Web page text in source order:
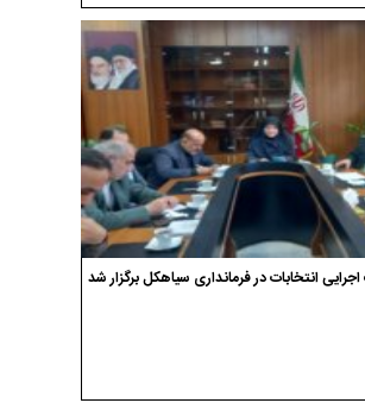
انتخابات در فرمانداری سیاهکل برگزار شد